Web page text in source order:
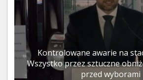
Kontrolowane awarie na
Wszystko przez sztuczne
przed wyborami